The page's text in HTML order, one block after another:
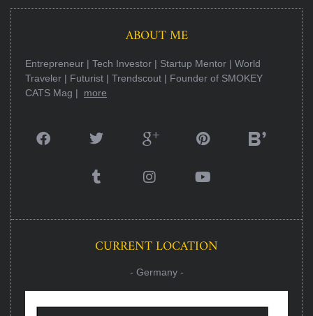
ABOUT ME
Entrepreneur | Tech Investor | Startup Mentor | World
Traveler | Futurist | Trendscout | Founder of SMOKEY
CATS Mag | more
CURRENT LOCATION
- Germany -